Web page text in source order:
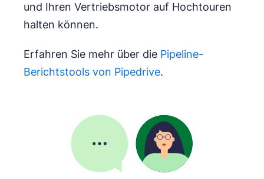
und Ihren Vertriebsmotor auf Hochtouren
halten können.
Erfahren Sie mehr über die Pipeline-
Berichtstools von Pipedrive.